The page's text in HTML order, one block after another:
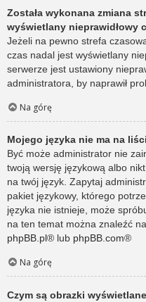
Została wykonana zmiana
wyświetlany nieprawidłowy
Jeżeli na pewno strefa
czas nadal jest wyświetlany
serwerze jest ustawiony
administratora, by naprawił
Na górę
Mojego języka nie ma na
Być może administrator nie
twoją wersję językową albo
na twój język. Zapytaj
pakiet językowy, którego
języka nie istnieje, może
na ten temat można znaleźć
phpBB.pl® lub phpBB.com®
Na górę
Czym są obrazki